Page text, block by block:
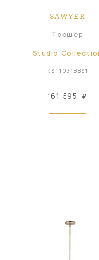
SAWYER
Торшер
Studio
KST1031BBS1
161 595 ₽